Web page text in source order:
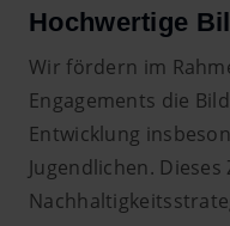
Hochwertige
Wir fördern im
Engagements die
Entwicklung
Jugendlichen.